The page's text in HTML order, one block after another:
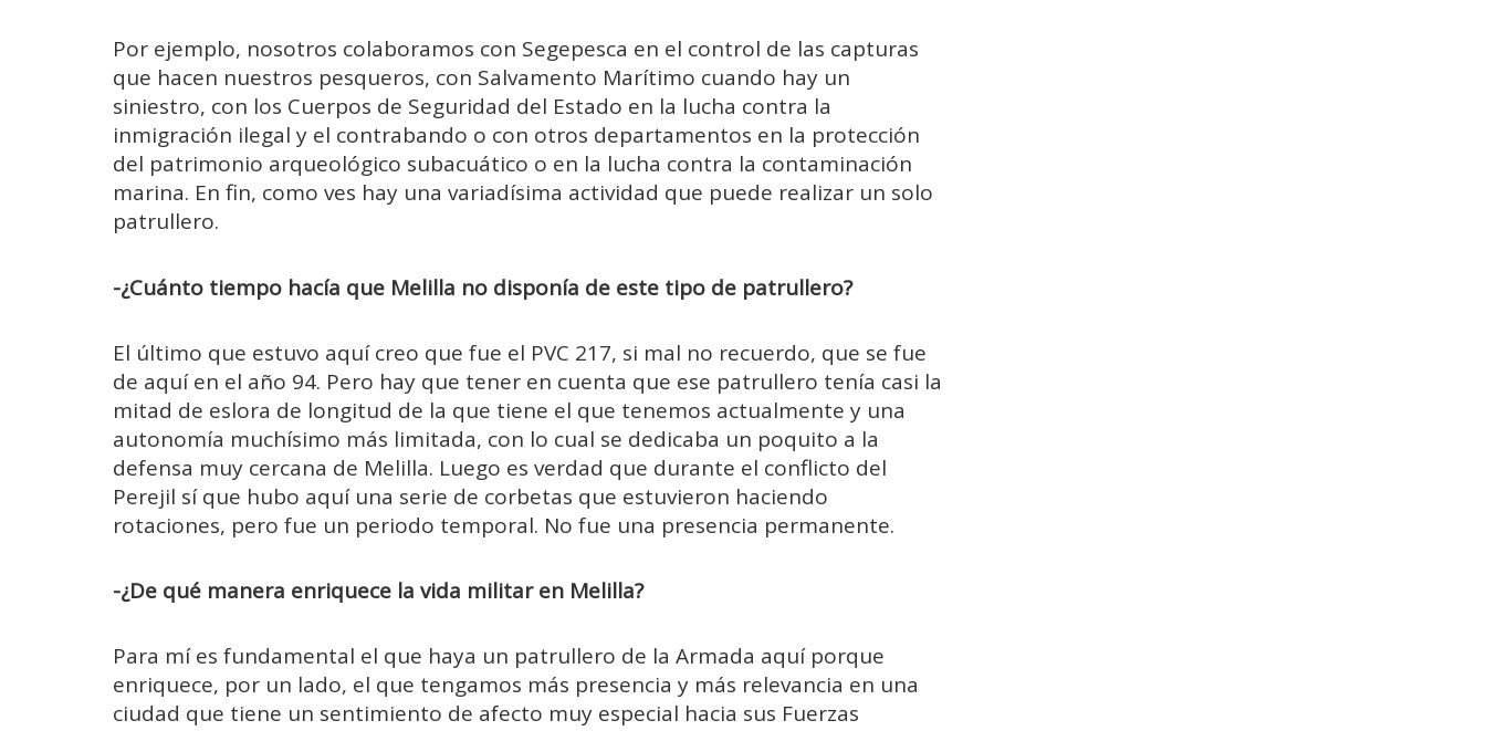
Por ejemplo, nosotros colaboramos con Segepesca en el control de las capturas
que hacen nuestros pesqueros, con Salvamento Marítimo cuando hay un
siniestro, con los Cuerpos de Seguridad del Estado en la lucha contra la
inmigración ilegal y el contrabando o con otros departamentos en la protección
del patrimonio arqueológico subacuático o en la lucha contra la contaminación
marina. En fin, como ves hay una variadísima actividad que puede realizar un solo
patrullero.
-¿Cuánto tiempo hacía que Melilla no disponía de este tipo de patrullero?
El último que estuvo aquí creo que fue el PVC 217, si mal no recuerdo, que se fue
de aquí en el año 94. Pero hay que tener en cuenta que ese patrullero tenía casi la
mitad de eslora de longitud de la que tiene el que tenemos actualmente y una
autonomía muchísimo más limitada, con lo cual se dedicaba un poquito a la
defensa muy cercana de Melilla. Luego es verdad que durante el conflicto del
Perejil sí que hubo aquí una serie de corbetas que estuvieron haciendo
rotaciones, pero fue un periodo temporal. No fue una presencia permanente.
-¿De qué manera enriquece la vida militar en Melilla?
Para mí es fundamental el que haya un patrullero de la Armada aquí porque
enriquece, por un lado, el que tengamos más presencia y más relevancia en una
ciudad que tiene un sentimiento de afecto muy especial hacia sus Fuerzas